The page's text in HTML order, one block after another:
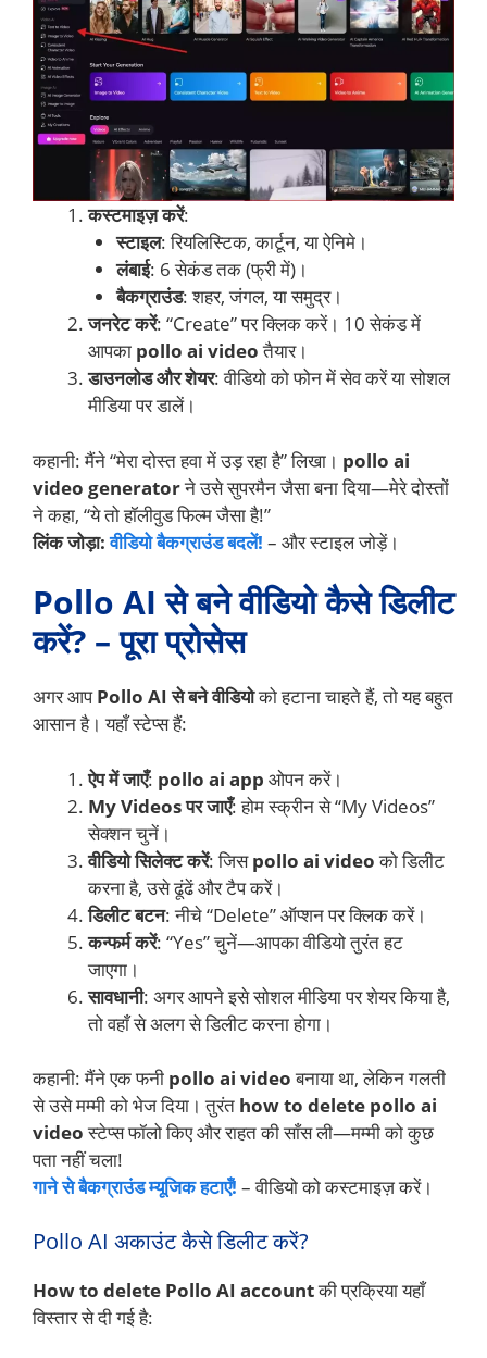
कस्टमाइज़ करें:
स्टाइल: रियलिस्टिक, कार्टून, या ऐनिमे।
लंबाई: 6 सेकंड तक (फ्री में)।
बैकग्राउंड: शहर, जंगल, या समुद्र।
जनरेट करें: “Create” पर क्लिक करें। 10 सेकंड में
आपका pollo ai videoतैयार।
डाउनलोड और शेयर: वीडियो को फोन में सेव करें या सोशल
मीडिया पर डालें।
कहानी: मैंने “मेरा दोस्त हवा में उड़ रहा है” लिखा। pollo ai
video generatorने उसे सुपरमैन जैसा बना दिया—मेरे दोस्तों
ने कहा, “ये तो हॉलीवुड फिल्म जैसा है!”
लिंक जोड़ा: वीडियो बैकग्राउंड बदलें! – और स्टाइल जोड़ें।
Pollo AI से बने वीडियो कैसे डिलीट
करें? – पूरा प्रोसेस
अगर आपPollo AI से बने वीडियोको हटाना चाहते हैं, तो यह बहुत
आसान है। यहाँ स्टेप्स हैं:
ऐप में जाएँ: pollo ai app ओपन करें।
My Videos पर जाएँ: होम स्क्रीन से “My Videos”
सेक्शन चुनें।
वीडियो सिलेक्ट करें: जिसpollo ai videoको डिलीट
करना है, उसे ढूंढें और टैप करें।
डिलीट बटन: नीचे “Delete” ऑप्शन पर क्लिक करें।
कन्फर्म करें: “Yes” चुनें—आपका वीडियो तुरंत हट
जाएगा।
सावधानी: अगर आपने इसे सोशल मीडिया पर शेयर किया है,
तो वहाँ से अलग से डिलीट करना होगा।
कहानी: मैंने एक फनी pollo ai videoबनाया था, लेकिन गलती
से उसे मम्मी को भेज दिया। तुरंत how to delete pollo ai
videoस्टेप्स फॉलो किए और राहत की साँस ली—मम्मी को कुछ
पता नहीं चला!
गाने से बैकग्राउंड म्यूजिक हटाएँ! – वीडियो को कस्टमाइज़ करें।
Pollo AI अकाउंट कैसे डिलीट करें?
How to delete Pollo AI accountकी प्रक्रिया यहाँ
विस्तार से दी गई है: